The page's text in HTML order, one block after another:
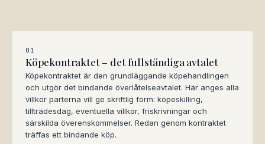
01
Köpekontraktet – det fullständiga avtalet
Köpekontraktet är den grundläggande köpehandlingen
och utgör det bindande överlåtelseavtalet. Här anges alla
villkor parterna vill ge skriftlig form: köpeskilling,
tillträdesdag, eventuella villkor, friskrivningar och
särskilda överenskommelser. Redan genom kontraktet
träffas ett bindande köp.